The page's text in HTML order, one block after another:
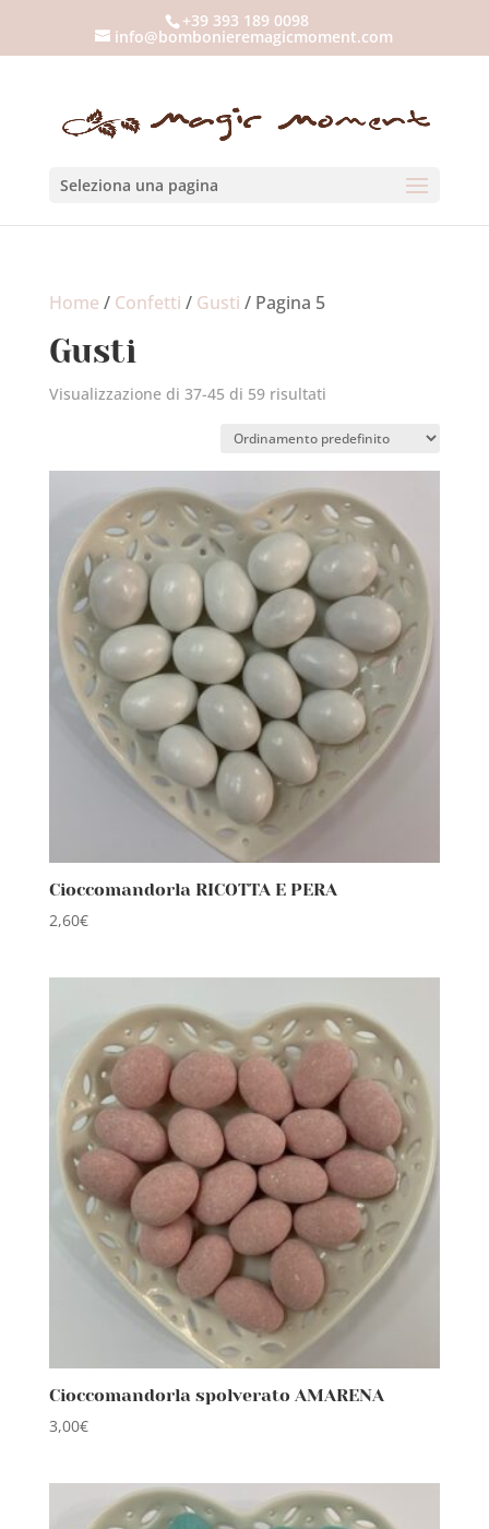
+39 393 189 0098
info@bombonieremagicmoment.com
Seleziona una pagina
Home / Confetti / Gusti / Pagina 5
Gusti
Visualizzazione di 37-45 di 59 risultati
Cioccomandorla RICOTTA E PERA
2,60€
Cioccomandorla spolverato AMARENA
3,00€